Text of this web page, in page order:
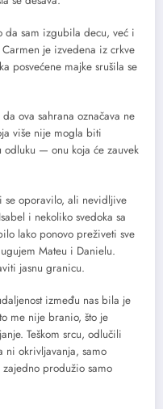
da sam izgubila decu, već i
je izvedena iz crkve
posvećene majke srušila se
ova sahrana označava ne
više nije mogla biti
odluku — onu koja će zauvek
se oporavilo, ali nevidljive
i nekoliko svedoka sa
lako ponovo preživeti sve
Mateu i Danielu.
jasnu granicu.
između nas bila je
me nije branio, što je
Teškom srcu, odlučili
ni okrivljavanja, samo
produžio samo